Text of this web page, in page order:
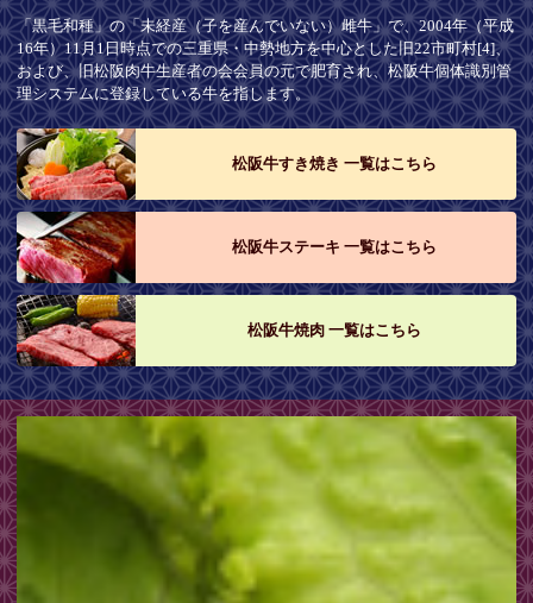
「黒毛和種」の「未経産（子を産んでいない）雌牛」で、2004年（平成
16年）11月1日時点での三重県・中勢地方を中心とした旧22市町村[4]、
および、旧松阪肉牛生産者の会会員の元で肥育され、松阪牛個体識別管
理システムに登録している牛を指します。
松阪牛すき焼き 一覧はこちら
松阪牛ステーキ 一覧はこちら
松阪牛焼肉 一覧はこちら